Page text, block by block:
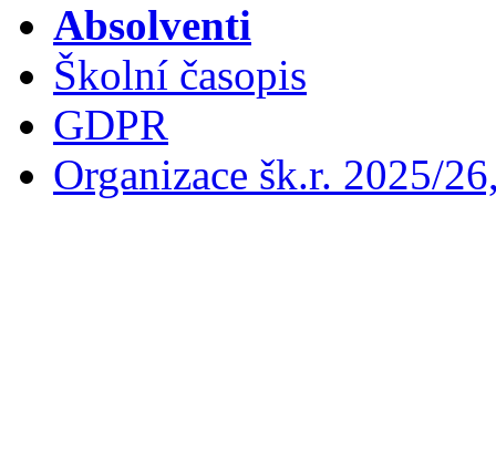
Absolventi
Školní časopis
GDPR
Organizace šk.r. 2025/